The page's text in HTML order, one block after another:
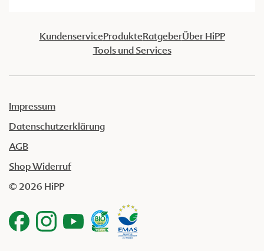
KundenserviceProdukteRatgeberÜber HiPP
Tools und Services
Impressum
Datenschutzerklärung
AGB
Shop Widerruf
© 2026 HiPP